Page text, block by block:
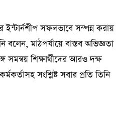
ইন্টার্নশীপ সফলভাবে সম্পন্ন করায়
বলেন, মাঠপর্যায়ে বাস্তব অভিজ্ঞতা
সমন্বয় শিক্ষার্থীদের আরও দক্ষ
সংশ্লিষ্ট সবার প্রতি তিনি